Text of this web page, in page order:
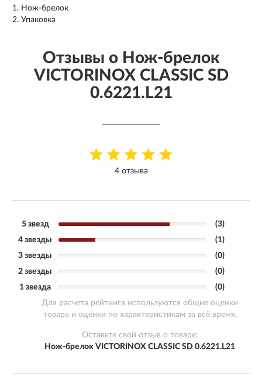
Нож-брелок
Упаковка
Отзывы о Нож-брелок
VICTORINOX CLASSIC SD
0.6221.L21
4 отзыва
5 звезд
(3)
4 звезды
(1)
3 звезды
(0)
2 звезды
(0)
1 звезда
(0)
Для расчета рейтинга используются общие оценки
товара и оценки по характеристикам за всё время.
Оставьте свой отзыв о товаре:
Нож-брелок VICTORINOX CLASSIC SD 0.6221.L21